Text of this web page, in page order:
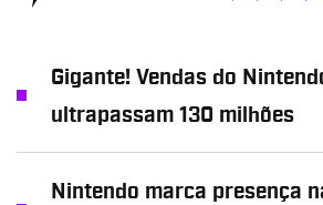
Gigante! Vendas do
ultrapassam 130 milhões
Nintendo marca presença